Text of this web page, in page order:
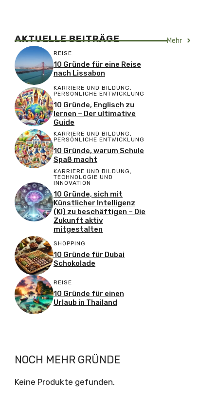
AKTUELLE BEITRÄGE Mehr
REISE
10 Gründe für eine Reise
nach Lissabon
KARRIERE UND BILDUNG ,
PERSÖNLICHE ENTWICKLUNG
10 Gründe, Englisch zu
lernen – Der ultimative
Guide
KARRIERE UND BILDUNG,
PERSÖNLICHE ENTWICKLUNG
10 Gründe, warum Schule
Spaß macht
KARRIERE UND BILDUNG ,
TECHNOLOGIE UND
INNOVATION
10 Gründe, sich mit
Künstlicher Intelligenz
(KI) zu beschäftigen – Die
Zukunft aktiv
mitgestalten
SHOPPING
10 Gründe für Dubai
Schokolade
REISE
10 Gründe für einen
Urlaub in Thailand
NOCH MEHR GRÜNDE
Keine Produkte gefunden.